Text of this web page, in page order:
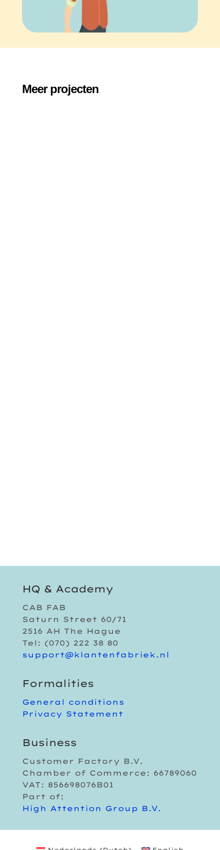
Meer projecten
HQ & Academy
CAB FAB
Saturn Street 60/71
2516 AH The Hague
Tel: (070) 222 38 80
support@klantenfabriek.nl
Formalities
General conditions
Privacy Statement
Business
Customer Factory B.V.
Chamber of Commerce: 66789060
VAT: 856698076B01
Part of:
High Attention Group B.V.